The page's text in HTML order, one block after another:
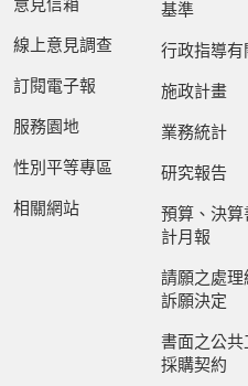
意見信箱
線上意見調查
訂閱電子報
服務園地
性別平等專區
相關網站
基準
行政指導有
施政計畫
業務統計
研究報告
預算、決算
計月報
請願之處理
訴願決定
書面之公共
採購契約